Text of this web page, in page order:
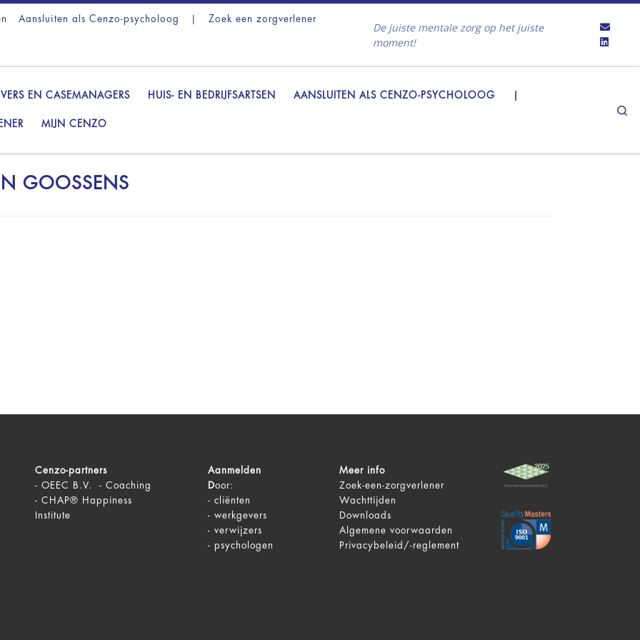
Aansluiten als Cenzo-psycholoog Zoek een zorgverlener
De juiste mentale zorg op het juiste
moment!
EN CASEMANAGERS HUIS- EN BEDRIJFSARTSEN AANSLUITEN ALS CENZO-PSYCHOLOOG
MIJN CENZO
GOOSSENS
Cenzo-partners
- OEEC B.V. - Coaching
- CHAP® Happiness
Institute
Aanmelden
Door:
-cliënten
-werkgevers
-verwijzers
- psychologen
Meer info
Zoek-een-zorgverlener
Wachttijden
Downloads
Algemene voorwaarden
Privacybeleid/-reglement